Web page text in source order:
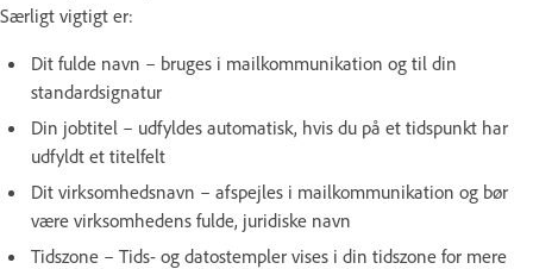
Særligt vigtigt er:
Dit fulde navn – bruges i mailkommunikation og til din
standardsignatur
Din jobtitel – udfyldes automatisk, hvis du på et tidspunkt har
udfyldt et titelfelt
Dit virksomhedsnavn – afspejles i mailkommunikation og bør
være virksomhedens fulde, juridiske navn
Tidszone – Tids- og datostempler vises i din tidszone for mere